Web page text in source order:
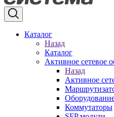
Каталог
Назад
Каталог
Активное сетевое
Назад
Активное
Коммутаторы